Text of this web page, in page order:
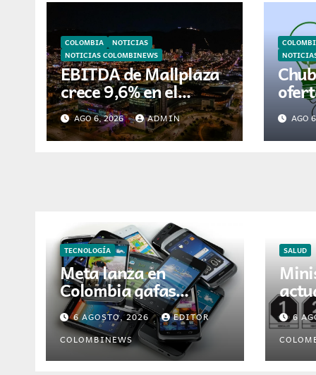
COLOMBIA
NOTICIAS
NOTICIAS COLOMBINEWS
EBITDA de Mallplaza
crece 9,6% en el
segundo trimestre
mientras avanza en
su plan de crecimiento
AGO 6, 2026 ADMIN
en
AGO
TECNOLOGÍA
Meta lanza en
Colombia gafas
inteligentes con
asistente de
inteligencia artificial
6 AGOSTO, 2026
EDITOR
COLOMBINEWS
SALUD
de
6